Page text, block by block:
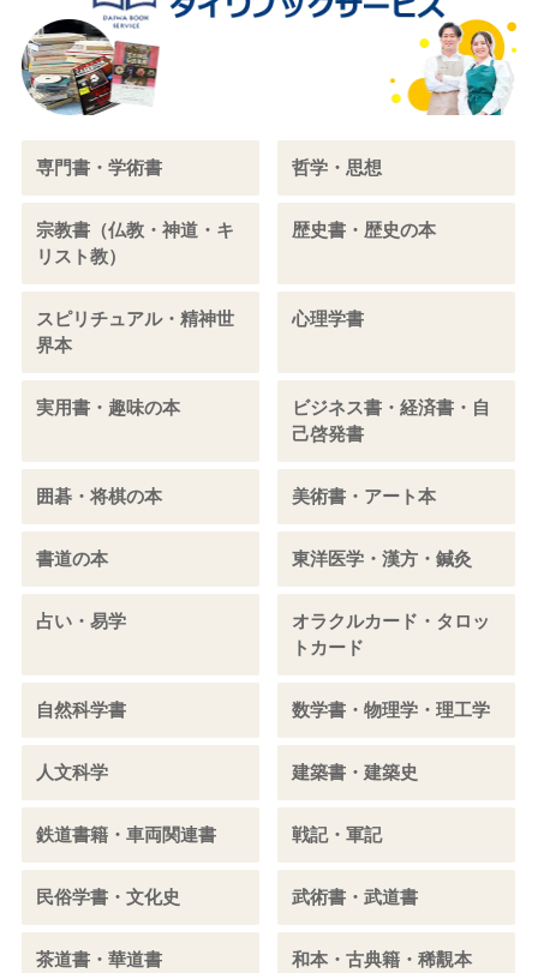
専門書・学術書 哲学・思想
宗教書（仏教・神道・キ
リスト教）
歴史書・歴史の本
スピリチュアル・精神世
界本
心理学書
実用書・趣味の本
ビジネス書・経済書・自
己啓発書
囲碁・将棋の本 美術書・アート本
書道の本 東洋医学・漢方・鍼灸
占い・易学
オラクルカード・タロッ
トカード
自然科学書 数学書・物理学・理工学
人文科学 建築書・建築史
鉄道書籍・車両関連書 戦記・軍記
民俗学書・文化史 武術書・武道書
茶道書・華道書 和本・古典籍・稀覯本